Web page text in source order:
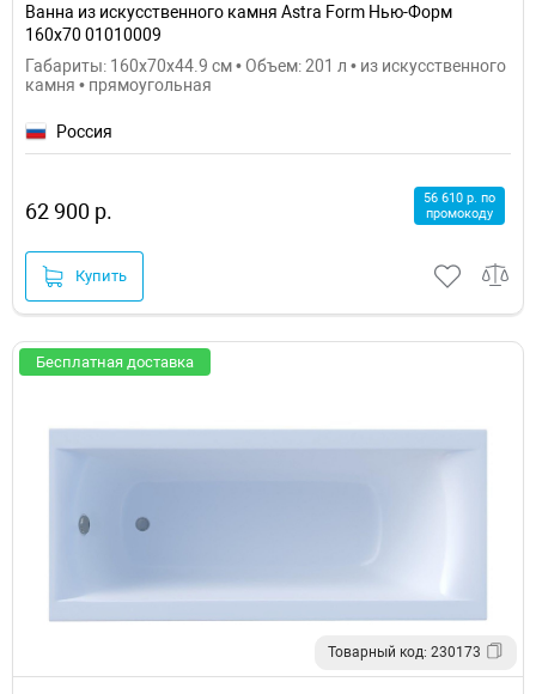
Ванна из искусственного камня Astra Form Нью-Форм
160х70 01010009
Габариты: 160x70x44.9 см • Объем: 201 л • из искусственного
камня • прямоугольная
Россия
62 900 р.
56 610 р. по
промокоду
Купить
Бесплатная доставка
Товарный код: 230173